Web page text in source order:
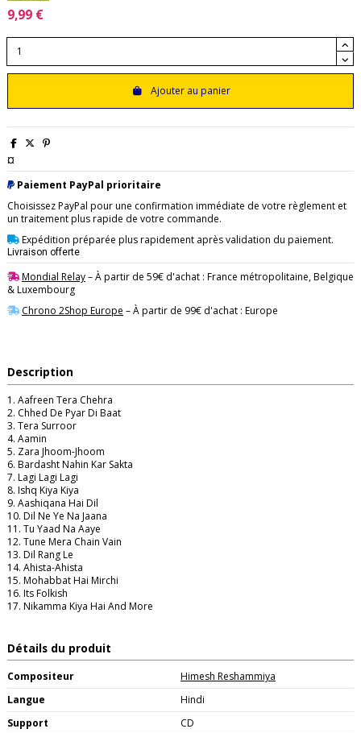
9,99 €
Ajouter au panier
¤
Paiement PayPal prioritaire
Choisissez PayPal pour une confirmation immédiate de votre règlement et
un traitement plus rapide de votre commande.
Expédition préparée plus rapidement après validation du paiement.
Livraison offerte
Mondial Relay– À partir de 59€ d'achat : France métropolitaine, Belgique
& Luxembourg
Chrono 2Shop Europe – À partir de 99€ d'achat : Europe
Description
1. Aafreen Tera Chehra
2. Chhed De Pyar Di Baat
3. Tera Surroor
4. Aamin
5. Zara Jhoom-Jhoom
6. Bardasht Nahin Kar Sakta
7. Lagi Lagi Lagi
8. Ishq Kiya Kiya
9. Aashiqana Hai Dil
10. Dil Ne Ye Na Jaana
11. Tu Yaad Na Aaye
12. Tune Mera Chain Vain
13. Dil Rang Le
14. Ahista-Ahista
15. Mohabbat Hai Mirchi
16. Its Folkish
17. Nikamma Kiya Hai And More
Détails du produit
Compositeur
Himesh Reshammiya
Langue
Hindi
Support
CD